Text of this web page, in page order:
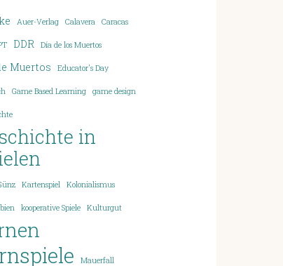
Auer-Verlag Calavera Caracas
DDR Día de los Muertos
Muertos Educator's Day
Game Based Learning game design
in
Kartenspiel Kolonialismus
kooperative Spiele Kulturgut
Mauerfall